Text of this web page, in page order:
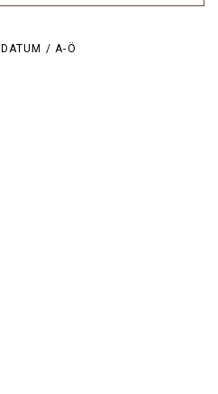
DATUM /A-Ö